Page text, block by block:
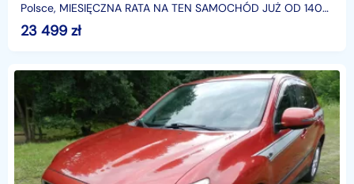
Polsce, MIESIĘCZNA RATA NA TEN SAMOCHÓD JUŻ OD 140
PLN*Podana w ogłoszeniu lokalizacja pojazdu jest aktua
23 499 zł